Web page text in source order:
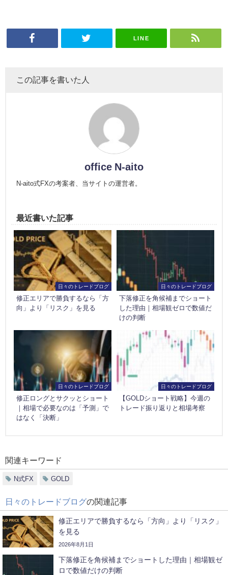
LINE
この記事を書いた人
office N-aito
N-aito式FXの考案者、当サイトの運営者。
最近書いた記事
日々のトレードブログ
修正エリアで勝負するなら「方
向」より「リスク」を見る
日々のトレードブログ
下落修正を角候補までショート
した理由｜相場観ゼロで数値だ
けの判断
日々のトレードブログ
修正ロングとサクッとショート
｜相場で必要なのは「予測」で
はなく「決断」
日々のトレードブログ
【GOLDショート戦略】今週の
トレード振り返りと相場考察
関連キーワード
N式FX GOLD
日々のトレードブログの関連記事
修正エリアで勝負するなら「方向」より「リスク」
を見る
2026年8月1日
下落修正を角候補までショートした理由｜相場観ゼ
ロで数値だけの判断